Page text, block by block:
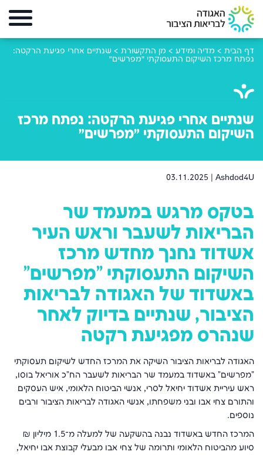
דף הבית > מדיה ומידע > מן התקשורת > שנתיים אחרי פגיעת הרקטה:
נפתח מרכז השיקום התעסוקתי ״מפרשים״
שנתיים אחרי פגיעת הרקטה: נפתח מרכז
השיקום התעסוקתי ״מפרשים״
Ashdod4U |
03.11.2025
בטקס מרגש במעמד שר
הבריאות לשעבר וראש העיר
אשדוד נחנך מחדש מרכז
השיקום התעסוקתי "מפרשים"
באשדוד של האגודה לבריאות
הציבור, שנתיים בדיוק לאחר
שנהרס מפגיעת רקטה
האגודה לבריאות הציבור השיקה את המרכז החדש לשיקום תעסוקתי
"מפרשים" באשדוד במעמד שר הבריאות לשעבר הח"כ אוריאל בוסו,
ראש עיריית אשדוד יחיאל לסרי, אנשי הביטוח הלאומי, איש העסקים
והתורם צחי אבו ובני משפחתו, אנשי האגודה לבריאות הציבור ורבים
נוספים.
המרכז החדש באשדוד נבנה בהשקעה של למעלה מ־1.5 מיליון ₪
סיוע מהביטוח הלאומי ותרומה של צחי אבו מבעלי קבוצת אבו יחיאל,